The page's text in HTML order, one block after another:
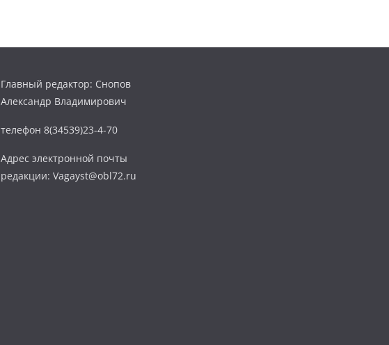
Главный редактор: Снопов
Александр Владимирович
телефон 8(34539)23-4-70
Адрес электронной почты
редакции: Vagayst@obl72.ru